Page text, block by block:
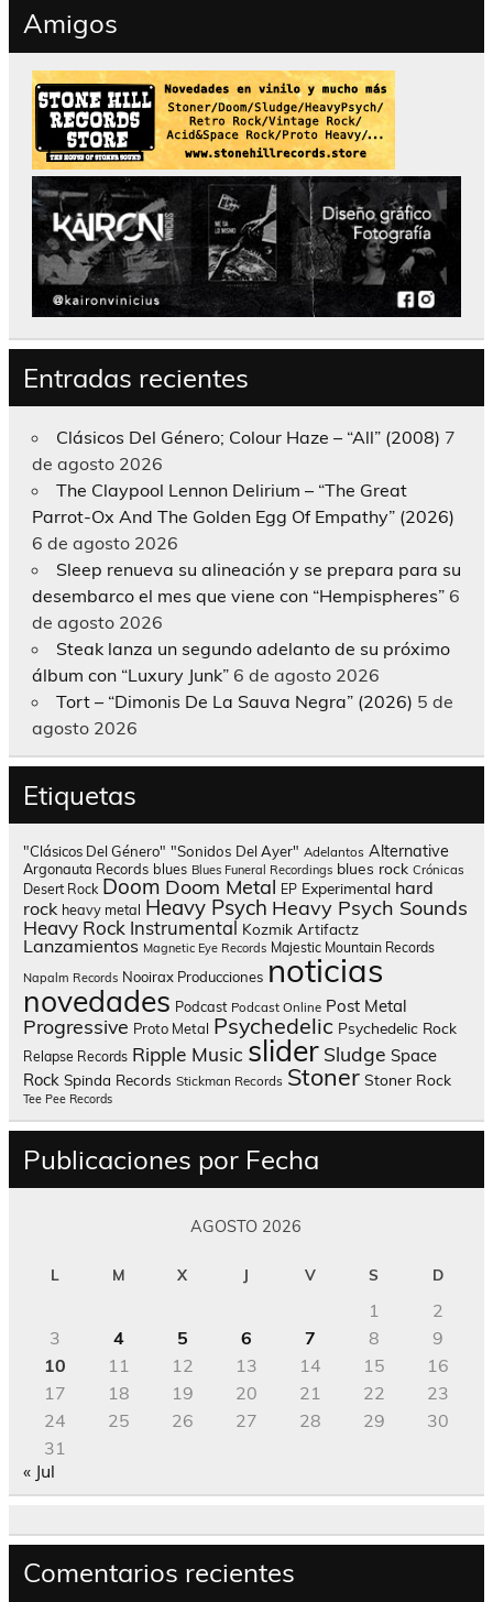
Amigos
Entradas recientes
Clásicos Del Género; Colour Haze – “All” (2008) 7
de agosto 2026
The Claypool Lennon Delirium – “The Great
Parrot-Ox And The Golden Egg Of Empathy” (2026)
6 de agosto 2026
Sleep renueva su alineación y se prepara para su
desembarco el mes que viene con “Hempispheres” 6
de agosto 2026
Steak lanza un segundo adelanto de su próximo
álbum con “Luxury Junk” 6 de agosto 2026
Tort – “Dimonis De La Sauva Negra” (2026) 5 de
agosto 2026
Etiquetas
"Clásicos Del Género" "Sonidos Del Ayer" Adelantos Alternative
Argonauta Records blues Blues Funeral Recordings blues rock Crónicas
Desert Rock Doom Doom Metal EP Experimental hard
rock heavy metal Heavy Psych Heavy Psych Sounds
Heavy Rock Instrumental Kozmik Artifactz
Lanzamientos Magnetic Eye Records Majestic Mountain Records
Napalm Records Nooirax Producciones noticias
novedades Podcast Podcast Online Post Metal
Progressive Proto Metal Psychedelic Psychedelic Rock
Relapse Records Ripple Music slider Sludge Space
Rock Spinda Records Stickman Records Stoner Stoner Rock
Tee Pee Records
Publicaciones por Fecha
AGOSTO 2026
L M X J V S D
1
2
3
4 5 6 7 8
9
10
11 12 13 14 15
16
17
18 19 20 21 22
23
24
25 26 27 28 29
30
31
« Jul
Comentarios recientes